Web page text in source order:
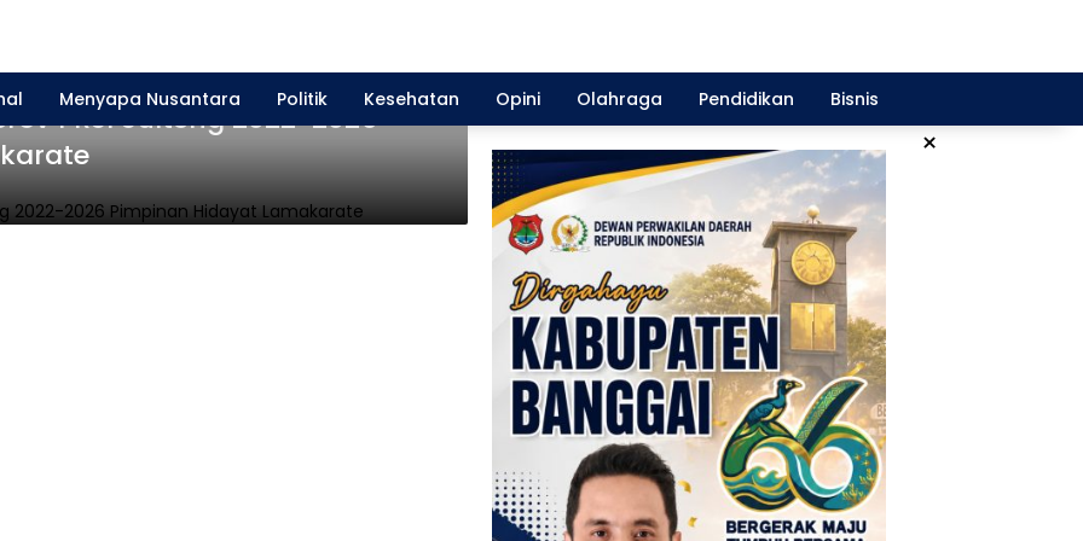
Menyapa Nusantara Politik Kesehatan Opini Olahraga Pendidikan Bisnis
×
PRSI Sulteng 2022-2026